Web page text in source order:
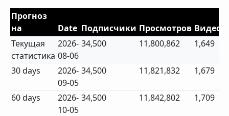
Прогноз
на
Date Подписчики Просмотров Видео
Текущая
статистика
2026-
08-06
34,500 11,800,862 1,649
30 days
2026-
09-05
34,500 11,821,832 1,679
60 days
2026-
10-05
34,500 11,842,802 1,709